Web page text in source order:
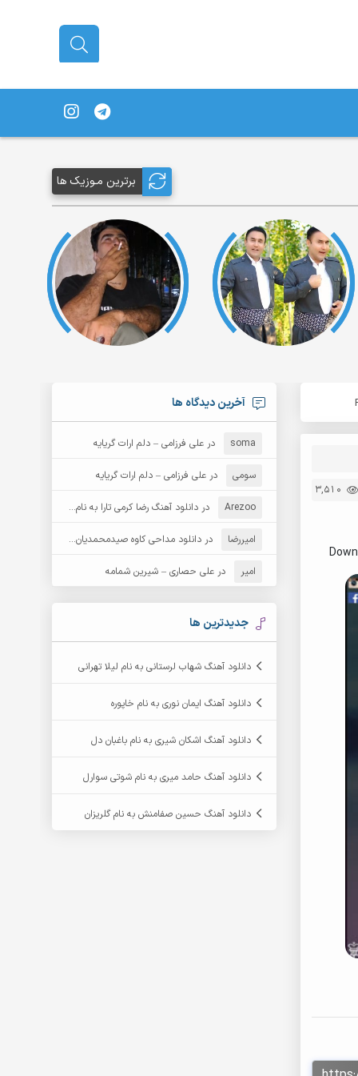
برترین مـوزیک ها
3,510
آخرین دیدگاه ها
soma درعلی فرزامی – دلم ارات گریایه
سومی درعلی فرزامی – دلم ارات گریایه
Arezoo دردانلود آهنگ رضا کرمی تارا به نام قمار
امیررضا دردانلود مداحی کاوه صیدمحمدیان به نام سردار باوفا
امیر درعلی حصاری – شیرین شمامه
جدیدترین ها
دانلود آهنگ شهاب لرستانی به نام لیلا تهرانی
دانلود آهنگ ایمان نوری به نام خاپوره
دانلود آهنگ اشکان شیری به نام باغبان دل
دانلود آهنگ حامد میری به نام شوتی سوارل
دانلود آهنگ حسین صفامنش به نام گلریزان